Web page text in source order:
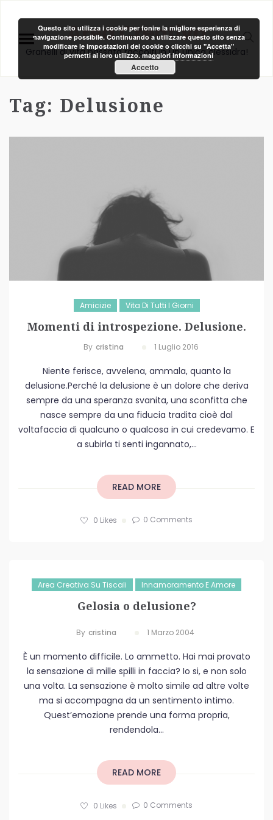
Area Creativa
Granelli di vita passata raccolti in un unica clessidra!
Tag: Delusione
Amicizie Vita Di Tutti I Giorni
Momenti di introspezione. Delusione.
By Cristina 1 Luglio 2016
Niente ferisce, avvelena, ammala, quanto la
delusione.Perché la delusione è un dolore che deriva
sempre da una speranza svanita, una sconfitta che
nasce sempre da una fiducia tradita cioè dal
voltafaccia di qualcuno o qualcosa in cui credevamo. E
a subirla ti senti ingannato,...
READ MORE
0 Likes 0 Comments
Area Creativa Su Tiscali Innamoramento E Amore
Gelosia o delusione?
By Cristina 1 Marzo 2004
È un momento difficile. Lo ammetto. Hai mai provato
la sensazione di mille spilli in faccia? Io si, e non solo
una volta. La sensazione è molto simile ad altre volte
ma si accompagna da un sentimento intimo.
Quest’emozione prende una forma propria,
rendendola...
READ MORE
0 Likes 0 Comments
Questo sito utilizza i cookie per fonire la migliore esperienza di
navigazione possibile. Continuando a utilizzare questo sito senza
modificare le impostazioni dei cookie o clicchi su "Accetta"
permetti al loro utilizzo.maggiori informazioni
Accetto